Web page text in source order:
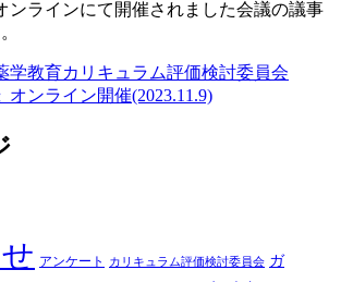
ンラインにて開催されました会議の議事
学教育カリキュラム評価検討委員会
オンライン開催(2023.11.9)
アンケート カリキュラム評価検討委員会 ガ